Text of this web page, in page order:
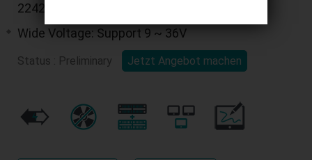
2242/3042/3052 B Key, M.2 2230 E Key
Wide Voltage: Support 9 ~ 36V
Status : Preliminary Jetzt Angebot machen